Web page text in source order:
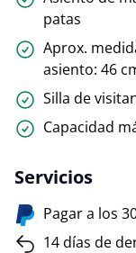
patas
Aprox.
asiento: 46
Silla de
Capacidad
Servicios
Pagar a los
14 días de